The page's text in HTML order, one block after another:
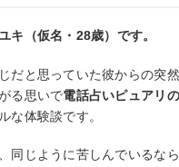
キ（仮名・28歳）です。
だと思っていた彼からの突
る思いで電話占いピュアリ
な体験談です。
同じように苦しんでいるな